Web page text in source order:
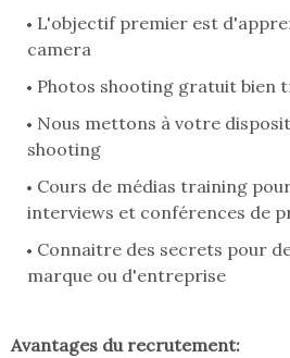
L'objectif premier est
camera
Photos shooting gratuit bien
Nous mettons à votre
shooting
Cours de médias training
interviews et conférences de
Connaitre des secrets pour
marque ou d'entreprise
Avantages du recrutement: